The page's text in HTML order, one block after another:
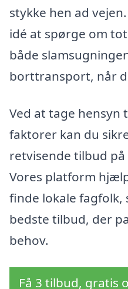
stykke hen ad
idé at spørge om
både
borttransport, når
Ved at tage hensyn
faktorer kan du
retvisende tilbud på
Vores platform
finde lokale fagfolk,
bedste tilbud, der
behov.
Få 3 tilbud, gratis